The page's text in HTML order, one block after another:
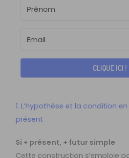
CLIQUE ICI !
1. L’hypothèse et la condition
présent
Si + présent, + futur simple
Cette construction s’emploie